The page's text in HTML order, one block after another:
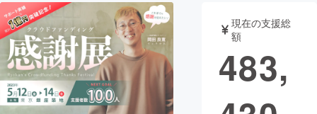
テクノロジー・ガジェット
映像・映画 書籍・雑誌
ビジネス・起業 チャレンジ
現在の支援総
額
483,